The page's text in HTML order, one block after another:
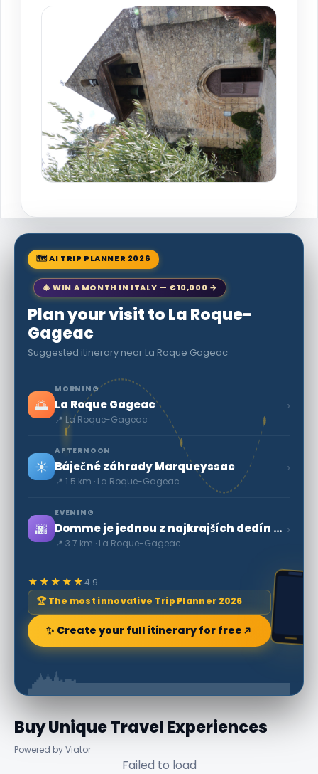
🗺 AI TRIP PLANNER 2026
🎄 WIN A MONTH IN ITALY — €10,000 →
Plan your visit to La Roque-
Gageac
Suggested itinerary near La Roque Gageac
🌅
MORNING
La Roque Gageac
📍 La Roque-Gageac
›
☀️
AFTERNOON
Báječné záhrady Marqueyssac
📍 1.5 km · La Roque-Gageac
›
🌆
EVENING
Domme je jednou z najkrajších dedín Francúzska
📍 3.7 km · La Roque-Gageac
›
★★★★★4.9
🏆 The most innovative Trip Planner 2026
✨ Create your full itinerary for free
Buy Unique Travel Experiences
Powered by Viator
Failed to load